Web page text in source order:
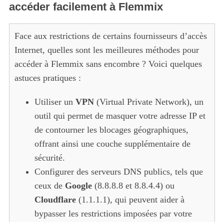
accéder facilement à Flemmix
Face aux restrictions de certains fournisseurs d’accès
Internet, quelles sont les meilleures méthodes pour
accéder à Flemmix sans encombre ? Voici quelques
astuces pratiques :
Utiliser un VPN(Virtual Private Network), un
outil qui permet de masquer votre adresse IP et
de contourner les blocages géographiques,
offrant ainsi une couche supplémentaire de
sécurité.
Configurer des serveurs DNS publics, tels que
ceux de Google(8.8.8.8 et 8.8.4.4) ou
Cloudflare(1.1.1.1), qui peuvent aider à
bypasser les restrictions imposées par votre